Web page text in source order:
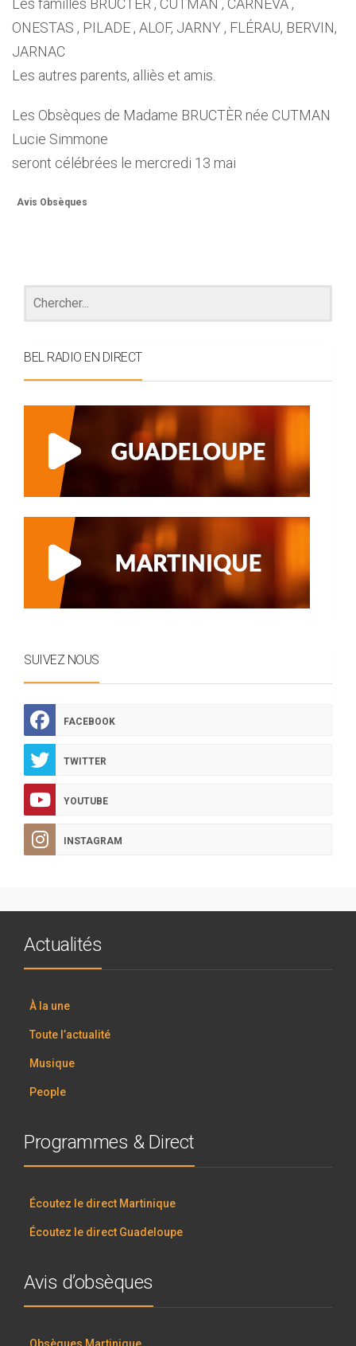
Les familles BRUCTER , CUTMAN , CARNEVA ,
ONESTAS , PILADE , ALOF, JARNY , FLÉRAU, BERVIN,
JARNAC
Les autres parents, alliès et amis.
Les Obsèques de Madame BRUCTÈR née CUTMAN
Lucie Simmone
seront célébrées le mercredi 13 mai
Avis Obsèques
BEL RADIO EN DIRECT
SUIVEZ NOUS
FACEBOOK
TWITTER
YOUTUBE
INSTAGRAM
Actualités
À la une
Toute l’actualité
Musique
People
Programmes & Direct
Écoutez le direct Martinique
Écoutez le direct Guadeloupe
Avis d’obsèques